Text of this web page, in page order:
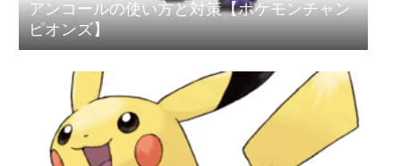
アンコールの使い方と対策【ポケモンチャン
ピオンズ】